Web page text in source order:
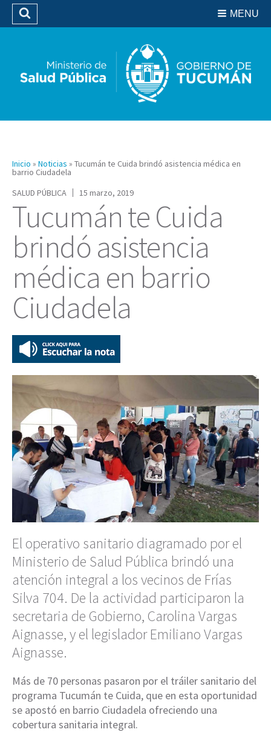
Biblioteca
MENU
Buscar
Inicio » Noticias » Tucumán te Cuida brindó asistencia médica en
barrio Ciudadela
SALUD PÚBLICA
15 marzo, 2019
Tucumán te Cuida
brindó asistencia
médica en barrio
Ciudadela
El operativo sanitario diagramado por el
Ministerio de Salud Pública brindó una
atención integral a los vecinos de Frías
Silva 704. De la actividad participaron la
secretaria de Gobierno, Carolina Vargas
Aignasse, y el legislador Emiliano Vargas
Aignasse.
Más de 70 personas pasaron por el tráiler sanitario del
programa Tucumán te Cuida, que en esta oportunidad
se apostó en barrio Ciudadela ofreciendo una
cobertura sanitaria integral.